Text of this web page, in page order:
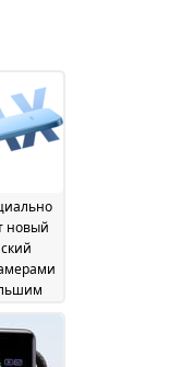
новый
May 2026